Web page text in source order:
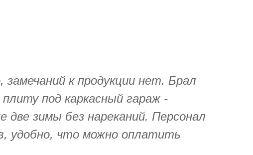
замечаний к продукции нет. Брал
под каркасный гараж -
две зимы без нареканий. Персонал
удобно, что можно оплатить